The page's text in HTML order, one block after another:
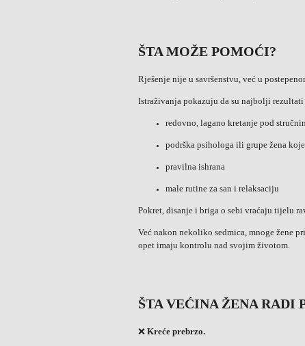
ŠTA MOŽE POMOĆI?
Rješenje nije u savršenstvu, već u
Istraživanja pokazuju da su najbolji
redovno, lagano kretanje pod
podrška psihologa ili grupe žena
pravilna ishrana
male rutine za san i relaksaciju
Pokret, disanje i briga o sebi vraćaju tijelu
Već nakon nekoliko sedmica, mnoge žene
opet imaju kontrolu nad svojim životom.
ŠTA VEĆINA ŽENA RADI
❌ Kreće prebrzo.